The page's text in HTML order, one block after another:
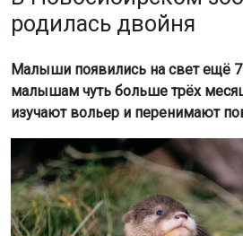
Первое время малыши
Мы используем файлы cookie для
аналитики применяются сервисы
LiveInternet. Продолжая пользоваться
соглашаетесь с использованием
Принять